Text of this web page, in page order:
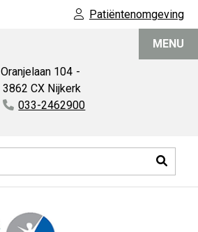
Patiëntenomgeving
Oranjelaan 104
3862 CX Nijkerk
Tel:
033-2462900
MENU